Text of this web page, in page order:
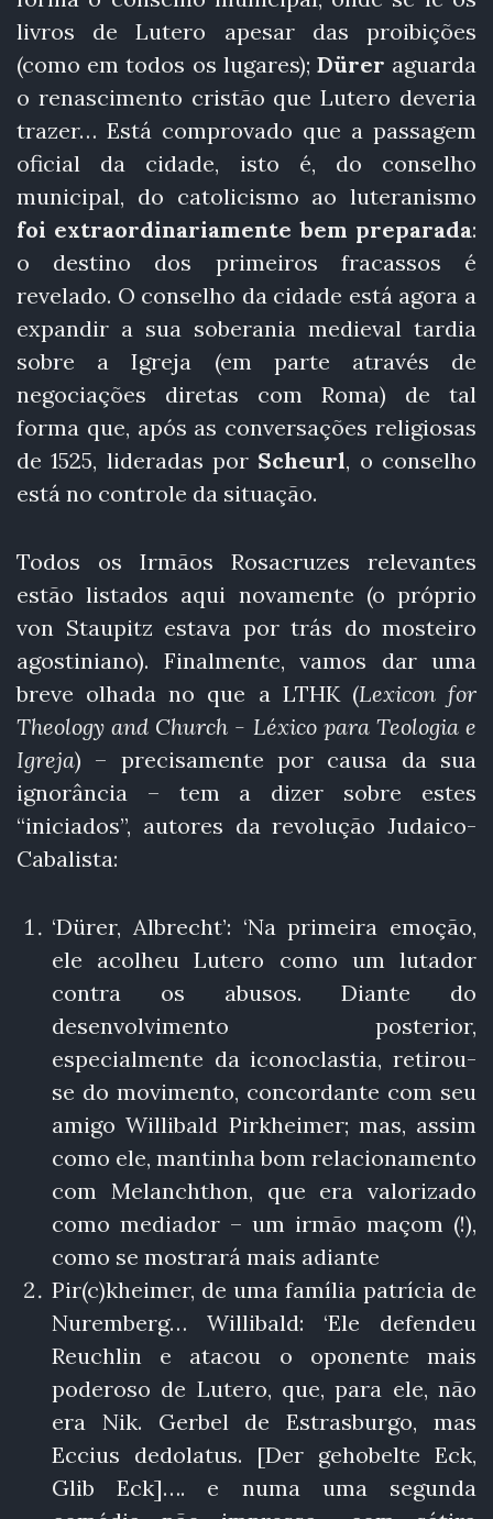
livros de Lutero apesar das proibições
(como em todos os lugares); Dürer aguarda
o renascimento cristão que Lutero deveria
trazer… Está comprovado que a passagem
oficial da cidade, isto é, do conselho
municipal, do catolicismo ao luteranismo
foi extraordinariamente bem preparada:
o destino dos primeiros fracassos é
revelado. O conselho da cidade está agora a
expandir a sua soberania medieval tardia
sobre a Igreja (em parte através de
negociações diretas com Roma) de tal
forma que, após as conversações religiosas
de 1525, lideradas por Scheurl, o conselho
está no controle da situação.
Todos os Irmãos Rosacruzes relevantes
estão listados aqui novamente (o próprio
von Staupitz estava por trás do mosteiro
agostiniano). Finalmente, vamos dar uma
breve olhada no que a LTHK (Lexicon for
Theology and Church - Léxico para Teologia e
Igreja) – precisamente por causa da sua
ignorância – tem a dizer sobre estes
“iniciados”, autores da revolução Judaico-
Cabalista:
‘Dürer, Albrecht’: ‘Na primeira emoção,
ele acolheu Lutero como um lutador
contra os abusos. Diante do
desenvolvimento posterior,
especialmente da iconoclastia, retirou-
se do movimento, concordante com seu
amigo Willibald Pirkheimer; mas, assim
como ele, mantinha bom relacionamento
com Melanchthon, que era valorizado
como mediador – um irmão maçom (!),
como se mostrará mais adiante
Pir(c)kheimer, de uma família patrícia de
Nuremberg… Willibald: ‘Ele defendeu
Reuchlin e atacou o oponente mais
poderoso de Lutero, que, para ele, não
era Nik. Gerbel de Estrasburgo, mas
Eccius dedolatus. [Der gehobelte Eck,
Glib Eck]…. e numa uma segunda